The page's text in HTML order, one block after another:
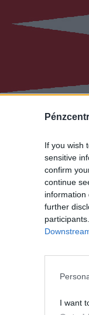
If you wish
sensitive
confirm
continue
information
further
I want